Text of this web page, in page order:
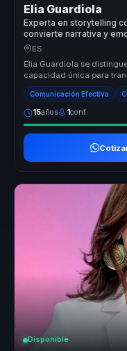
Elia Guardiola
Experta en storytelling
convierte narrativa y
marcas y equipos.
ES
Elia Guardiola se
capacidad única para
narrativas memorables ...
Comunicación Efectiva
15años 1conf.
Disponible